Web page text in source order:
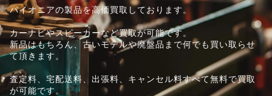
パイオニアの製品を高価買取しております。
カーナビやスピーカーなど買取が可能です。
新品はもちろん、古いモデルや廃盤品まで何でも買い取らせ
て頂きます。
査定料、宅配送料、出張料、キャンセル料すべて無料で買取
が可能です。